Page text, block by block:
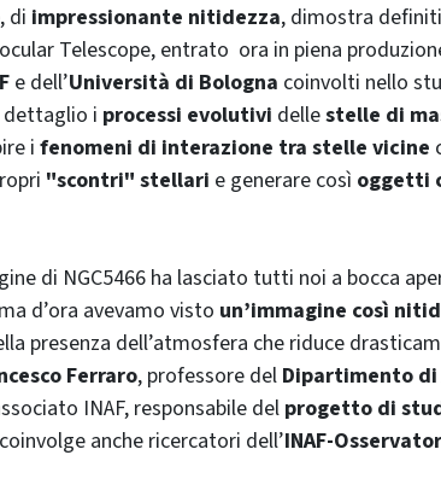
di impressionante nitidezza, dimostra
Telescope, entrato ora in piena
e dell’Università di Bologna coinvolti nello
dettaglio i processi evolutivi dellestelle di
ifenomeni di interazione tra stelle vicine
"scontri" stellari e generare così oggetti
di NGC5466 ha lasciato tutti noi a bocca
d’ora avevamo visto un’immagine così
presenza dell’atmosfera che riduce
Ferraro, professore del Dipartimento
INAF, responsabile del progetto di
anche ricercatori dell’INAF-